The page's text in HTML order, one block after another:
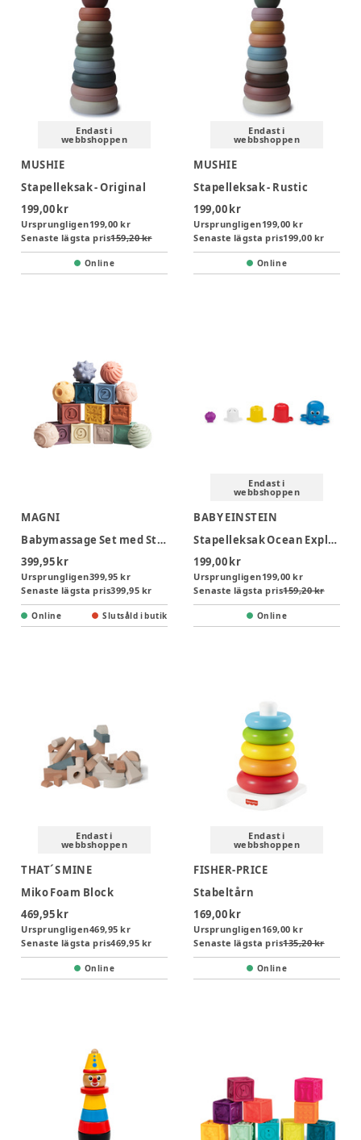
Endast i
webbshoppen
MUSHIE
Stapelleksak - Original
199,00 kr
Ursprungligen199,00 kr
Senaste lägsta pris159,20 kr
Online
Endast i
webbshoppen
MUSHIE
Stapelleksak - Rustic
199,00 kr
Ursprungligen199,00 kr
Senaste lägsta pris199,00 kr
Online
MAGNI
Babymassage Set med Stapelklossar 15 st
399,95 kr
Ursprungligen399,95 kr
Senaste lägsta pris399,95 kr
Online Slutsåld i butik
Endast i
webbshoppen
BABY EINSTEIN
Stapelleksak Ocean Explorers
199,00 kr
Ursprungligen199,00 kr
Senaste lägsta pris159,20 kr
Online
Endast i
webbshoppen
THAT´S MINE
Miko Foam Block
469,95 kr
Ursprungligen469,95 kr
Senaste lägsta pris469,95 kr
Online
Endast i
webbshoppen
FISHER-PRICE
Stabeltårn
169,00 kr
Ursprungligen169,00 kr
Senaste lägsta pris135,20 kr
Online